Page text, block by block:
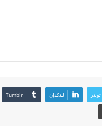
تويتر لينكدإن